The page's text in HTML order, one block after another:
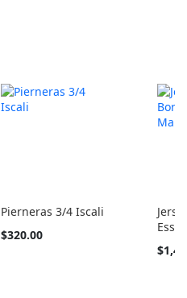
Pierneras 3/4 Iscali
Tan
$320.00
Tan